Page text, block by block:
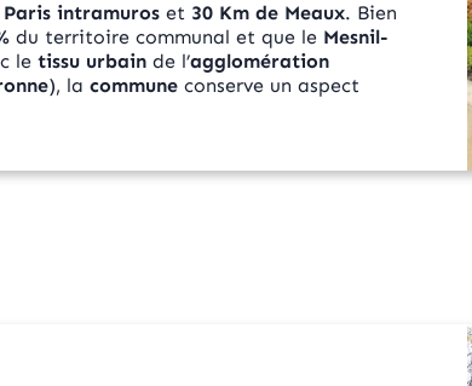
Paris intramuros et 30 Km de Meaux. Bien
du territoire communal et que le Mesnil-
le tissu urbain de l’agglomération
), la commune conserve un aspect